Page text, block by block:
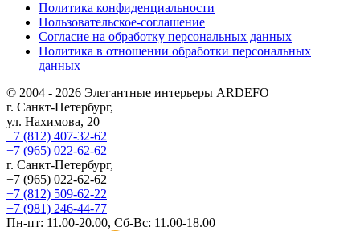
Политика конфиденциальности
Пользовательское-соглашение
Согласие на обработку персональных данных
Политика в отношении обработки персональных
данных
© 2004 - 2026 Элегантные интерьеры ARDEFO
г. Санкт-Петербург,
ул. Нахимова, 20
+7 (812) 407-32-62
+7 (965) 022-62-62
г. Санкт-Петербург,
+7 (965) 022-62-62
+7 (812) 509-62-22
+7 (981) 246-44-77
Пн-пт: 11.00-20.00, Сб-Вс: 11.00-18.00